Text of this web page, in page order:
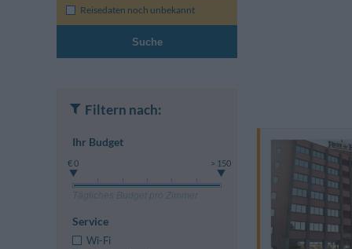
Reisedaten noch unbekannt
Suche
Filtern nach:
Ihr Budget
€ 0 > 150
Tägliches Budget pro Zimmer
Service
Wi-Fi